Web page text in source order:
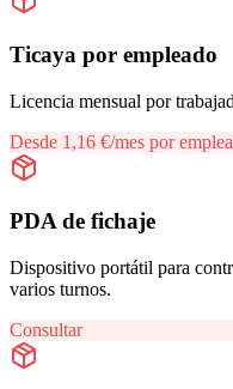
Ticaya por empleado
Licencia mensual por
Desde 1,16 €/mes por
PDA de fichaje
Dispositivo portátil para
varios turnos.
Consultar